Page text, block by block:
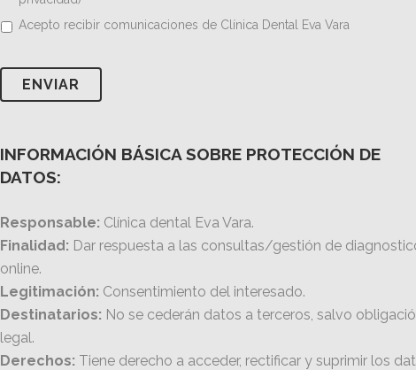
Acepto recibir comunicaciones de Clínica Dental Eva Vara
INFORMACIÓN BÁSICA SOBRE PROTECCIÓN DE
DATOS:
Responsable: Clínica dental Eva Vara.
Finalidad: Dar respuesta a las consultas/gestión de
online.
Legitimación: Consentimiento del interesado.
Destinatarios: No se cederán datos a terceros, salvo
legal.
Derechos: Tiene derecho a acceder, rectificar y suprimir los